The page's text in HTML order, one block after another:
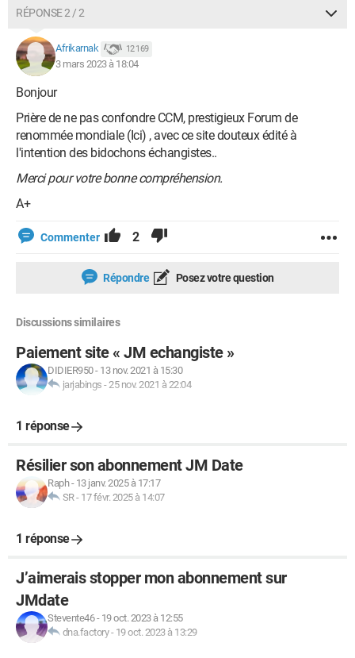
RÉPONSE 2 / 2
Afrikarnak 12 169
3 mars 2023 à 18:04
Bonjour
Prière de ne pas confondre CCM, prestigieux Forum de
renommée mondiale (Ici) , avec ce site douteux édité à
l'intention des bidochons échangistes..
Merci pour votre bonne compréhension.
A+
Commenter 2
Répondre Posez votre question
Discussions similaires
Paiement site « JM echangiste »
DIDIER950- 13 nov. 2021 à 15:30
jarjabings -25 nov. 2021 à 22:04
1 réponse
Résilier son abonnement JM Date
Raph- 13 janv. 2025 à 17:17
SR- 17 févr. 2025 à 14:07
1 réponse
J’aimerais stopper mon abonnement sur
JMdate
Stevente46- 19 oct. 2023 à 12:55
dna.factory- 19 oct. 2023 à 13:29